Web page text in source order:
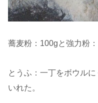
蕎麦粉：100gと強力粉
とうふ：一丁をボウル
いれた。